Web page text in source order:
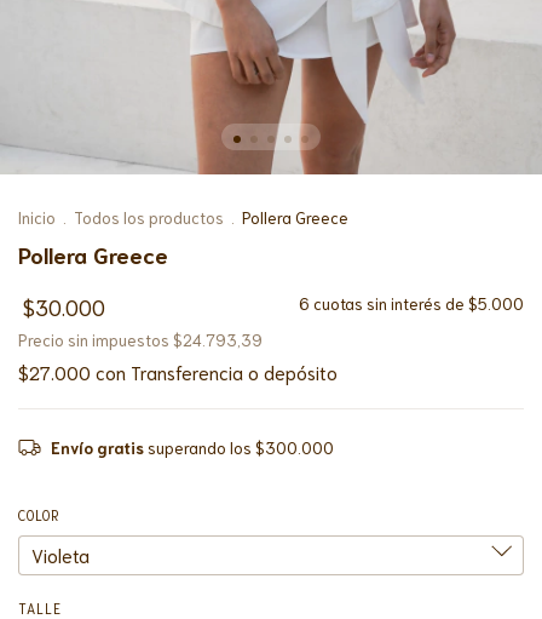
Inicio Todos los productos Pollera Greece
Pollera Greece
$30.000 6 cuotas sin interés de $5.000
Precio sin impuestos $24.793,39
$27.000 con Transferencia o depósito
Envío gratissuperando los $300.000
COLOR
TALLE